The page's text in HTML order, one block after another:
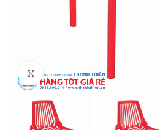
Click to enlarge